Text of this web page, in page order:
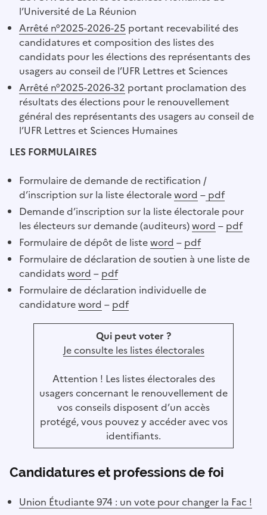
l’Université de La Réunion
Arrêté n°2025-2026-25 portant recevabilité des
candidatures et composition des listes des
candidats pour les élections des représentants des
usagers au conseil de l’UFR Lettres et Sciences
Arrêté n°2025-2026-32 portant proclamation des
résultats des élections pour le renouvellement
général des représentants des usagers au conseil de
l’UFR Lettres et Sciences Humaines
LES FORMULAIRES
Formulaire de demande de rectification /
d’inscription sur la liste électoraleword – pdf
Demande d’inscription sur la liste électorale pour
les électeurs sur demande (auditeurs)word – pdf
Formulaire de dépôt de listeword – pdf
Formulaire de déclaration de soutien à une liste de
candidatsword – pdf
Formulaire de déclaration individuelle de
candidatureword – pdf
Qui peut voter ?
Je consulte les listes électorales
Attention ! Les listes électorales des
usagers concernant le renouvellement de
vos conseils disposent d’un accès
protégé, vous pouvez y accéder avec vos
identifiants.
Candidatures et professions de foi
Union Étudiante 974 : un vote pour changer la Fac !